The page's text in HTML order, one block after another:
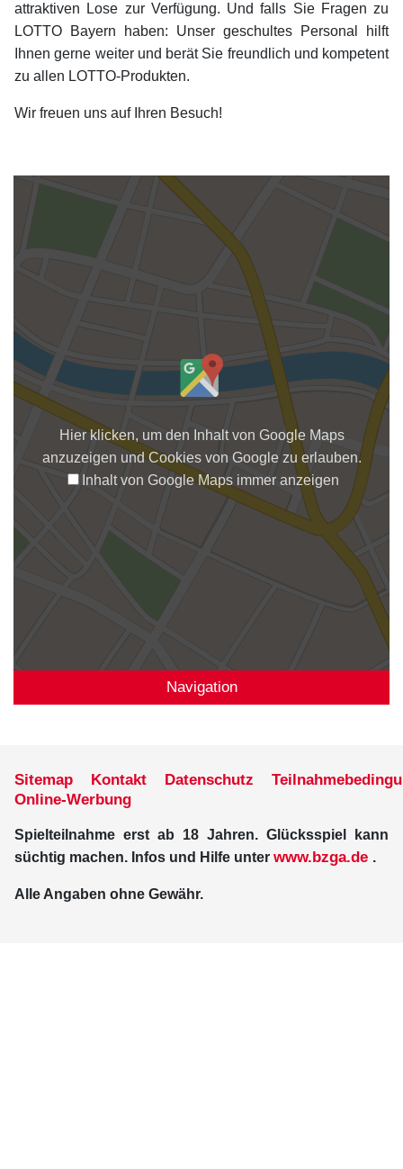
attraktiven Lose zur Verfügung. Und falls Sie Fragen zu
LOTTO Bayern haben: Unser geschultes Personal hilft
Ihnen gerne weiter und berät Sie freundlich und kompetent
zu allen LOTTO-Produkten.
Wir freuen uns auf Ihren Besuch!
Hier klicken, um den Inhalt von Google Maps
anzuzeigen und Cookies von Google zu erlauben.
Inhalt von Google Maps immer anzeigen
Navigation
Sitemap Kontakt Datenschutz
Online-Werbung
Spielteilnahme erst ab 18 Jahren. Glücksspiel kann
süchtig machen. Infos und Hilfe unter www.bzga.de .
Alle Angaben ohne Gewähr.